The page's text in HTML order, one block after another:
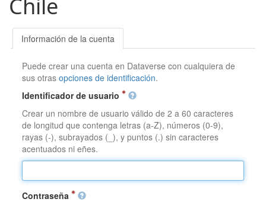
Chile
Información de la cuenta
Puede crear una cuenta en Dataverse con cualquiera de
sus otrasopciones de identificación.
Identificador de usuario
Crear un nombre de usuario válido de 2 a 60 caracteres
de longitud que contenga letras (a-Z), números (0-9),
rayas (-), subrayados (_), y puntos (.) sin caracteres
acentuados ni eñes.
Contraseña